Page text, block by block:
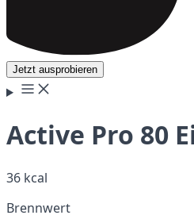
Jetzt ausprobieren
Active Pro 80
36 kcal
Brennwert